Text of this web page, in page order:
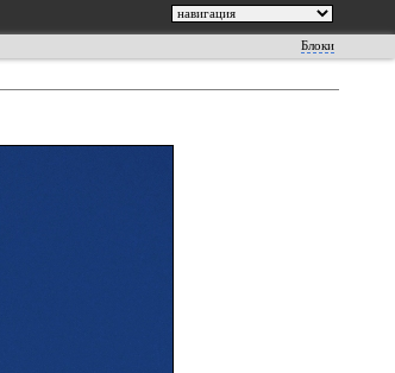
Блоки